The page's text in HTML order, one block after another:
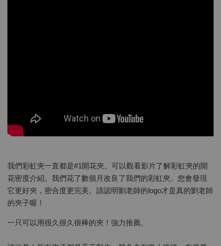
我們彩虹夾一直都是#1開花夾。可以觀看影片了解彩虹夾的開
花密度介紹。我們花了數個月改良了我們的彩虹夾。您會發現
它更好夾，密合度更完美。請認明劉老師的logo才是真的劉老師
的夾子喔！
一只可以用很久很久很棒的夾！強力推薦。